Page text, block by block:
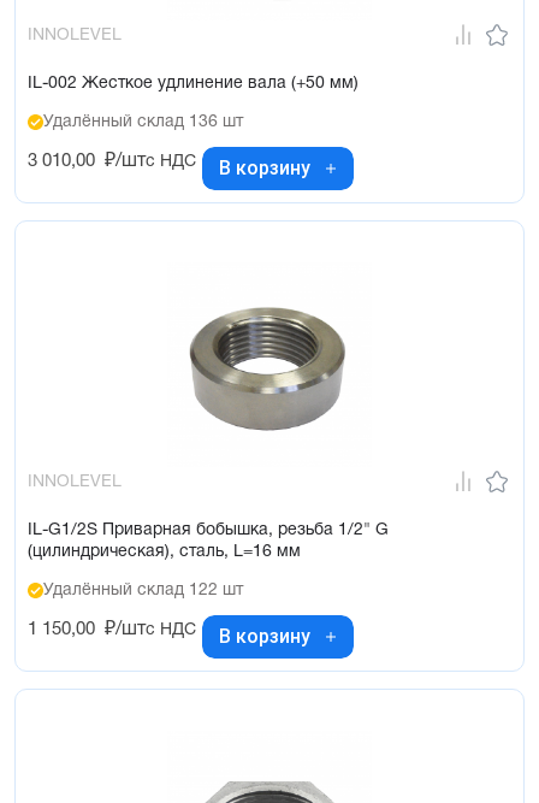
INNOLEVEL
IL-002 Жесткое удлинение вала (+50 мм)
Удалённый склад 136 шт
3 010,00 ₽/штс НДС В корзину
INNOLEVEL
IL-G1/2S Приварная бобышка, резьба 1/2" G
(цилиндрическая), сталь, L=16 мм
Удалённый склад 122 шт
1 150,00 ₽/штс НДС В корзину